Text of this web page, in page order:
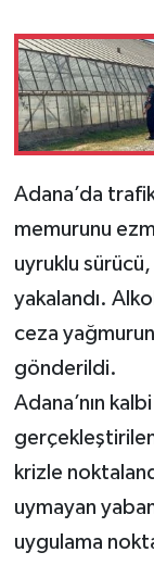
Adana’da
memurunu
uyruklu sürücü,
yakalandı.
ceza
gönderildi.
Adana’nın
krizle
uymayan
uygulama
Yaşam